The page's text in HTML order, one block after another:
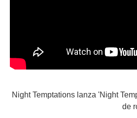
Night Temptations lanza 'Night
de